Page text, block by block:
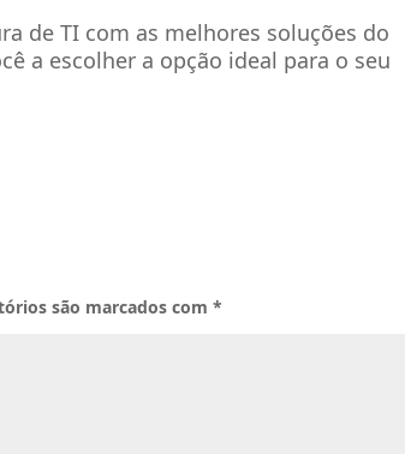
de TI com as melhores soluções do
a escolher a opção ideal para o seu
são marcados com*